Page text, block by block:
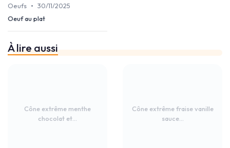
Oeufs • 30/11/2025
Oeuf au plat
À lire aussi
Cône extrême menthe
chocolat et...
Cône extrême fraise vanille
sauce...